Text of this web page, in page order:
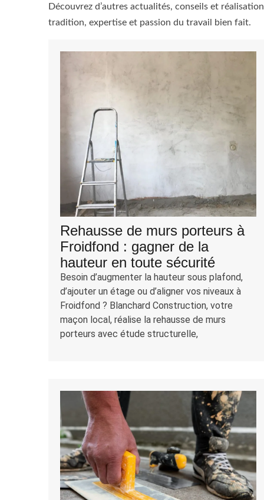
Découvrez d’autres actualités, conseils et
tradition, expertise et passion du travail bien fait.
Rehausse de murs porteurs à
Froidfond : gagner de la
hauteur en toute sécurité
Besoin d’augmenter la hauteur sous plafond,
d’ajouter un étage ou d’aligner vos niveaux à
Froidfond ? Blanchard Construction, votre
maçon local, réalise la rehausse de murs
porteurs avec étude structurelle,